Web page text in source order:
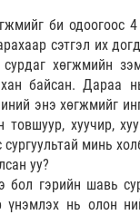
би одоогоос
сэтгэл их
хөгжмийн
байсан. Дараа
энэ хөгжмийг
хуучир,
минь
уу?
гэрийн шавь
нь олон